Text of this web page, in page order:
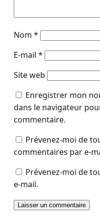
Nom *
E-mail *
Site web
Enregistrer mon
dans le navigateur
commentaire.
Prévenez-moi de
commentaires par e-
Prévenez-moi de
e-mail.